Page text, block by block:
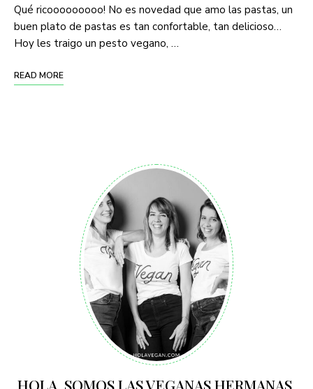
Qué ricooooooooo! No es novedad que amo las pastas, un
buen plato de pastas es tan confortable, tan delicioso…
Hoy les traigo un pesto vegano, …
READ MORE
HOLA. SOMOS LAS VEGANAS HERMANAS.